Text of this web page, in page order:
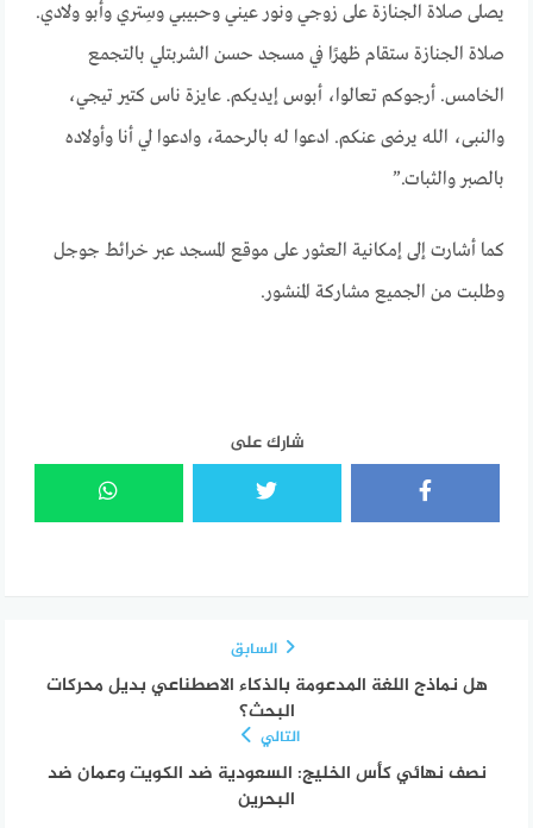
يصلى صلاة الجنازة على زوجي ونور عيني وحبيبي وسِتري وأبو ولادي.
صلاة الجنازة ستقام ظهرًا في مسجد حسن الشربتلي بالتجمع
الخامس. أرجوكم تعالوا، أبوس إيديكم. عايزة ناس كتير تيجي،
والنبى، الله يرضى عنكم. ادعوا له بالرحمة، وادعوا لي أنا وأولاده
بالصبر والثبات.”
كما أشارت إلى إمكانية العثور على موقع المسجد عبر خرائط جوجل
وطلبت من الجميع مشاركة المنشور.
شارك على
السابق
هل نماذج اللغة المدعومة بالذكاء الاصطناعي بديل محركات
البحث؟
التالي
نصف نهائي كأس الخليج: السعودية ضد الكويت وعمان ضد
البحرين